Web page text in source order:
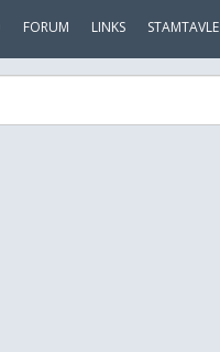
FORUM LINKS STAMTAVLE